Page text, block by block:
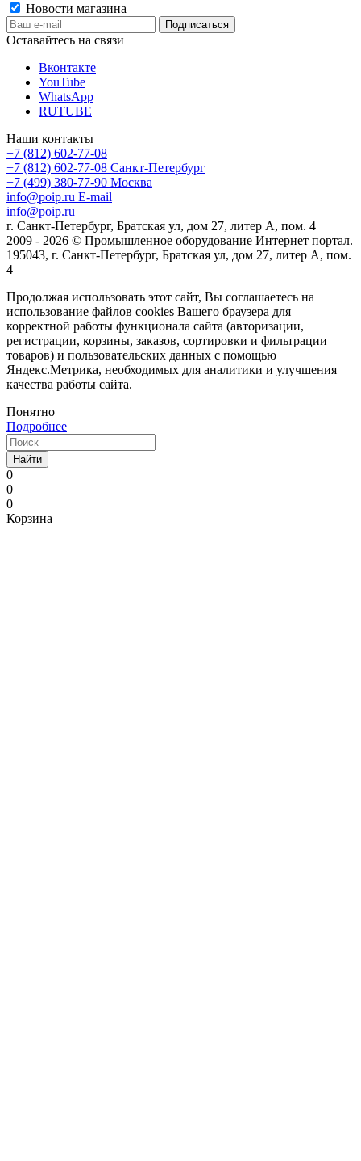
Новости магазина
Оставайтесь на связи
Вконтакте
YouTube
WhatsApp
RUTUBE
Наши контакты
+7 (812) 602-77-08
+7 (812) 602-77-08 Санкт-Петербург
+7 (499) 380-77-90 Москва
info@poip.ru E-mail
info@poip.ru
г. Санкт-Петербург, Братская ул, дом 27, литер А, пом. 4
2009 - 2026 © Промышленное оборудование Интернет портал.
195043, г. Санкт-Петербург, Братская ул, дом 27, литер А, пом.
4
Продолжая использовать этот сайт, Вы соглашаетесь на
использование файлов cookies Вашего браузера для
корректной работы функционала сайта (авторизации,
регистрации, корзины, заказов, сортировки и фильтрации
товаров) и пользовательских данных с помощью
Яндекс.Метрика, необходимых для аналитики и улучшения
качества работы сайта.
Понятно
Подробнее
Найти
0
0
0
Корзина